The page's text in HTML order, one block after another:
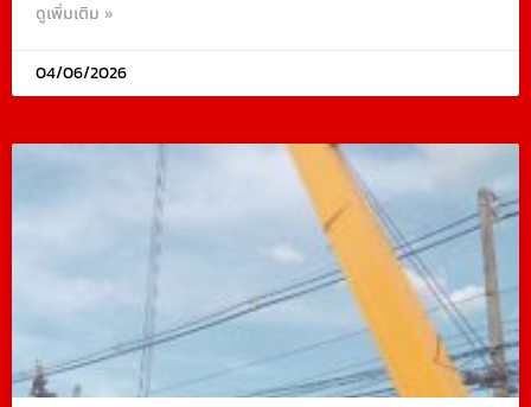
ดูเพิ่มเติม »
04/06/2026